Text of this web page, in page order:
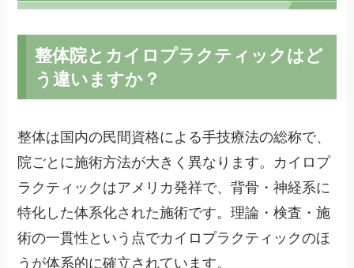
整体院とカイロプラクティックはど
う違いますか？
整体は国内の民間資格による手技療法の総称で、
院ごとに施術方法が大きく異なります。カイロプ
ラクティックはアメリカ発祥で、背骨・神経系に
特化した体系化された施術です。理論・検査・施
術の一貫性という点でカイロプラクティックのほ
うが体系的に確立されています。